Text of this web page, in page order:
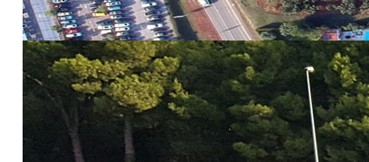
Projekt pod nazivom „Projekt razvoja
zaklade za znanost. Voditelj projekta je dr.
istraživanje uključen i mladi istraživač
Hrvatske zaklade za znanost, uključujući
viševrstnog biokatalitičkog agregata'' kroz
godine, uz nastavak daljnjih istraživanja kroz
kao i procjena njezine primjene u različitim
svojstava.